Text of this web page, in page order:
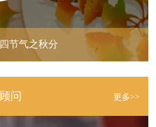
现”“回报收益”就是诈骗，就不是
2024-11-19
2024-10-24
法，现在了解刚刚好！2024-09-29
节气之秋分
问 更多>>